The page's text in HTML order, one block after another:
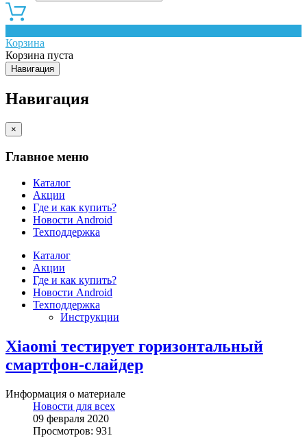
Корзина
Корзина пуста
Навигация
Навигация
×
Главное меню
Каталог
Акции
Где и как купить?
Новости Android
Техподдержка
Каталог
Акции
Где и как купить?
Новости Android
Техподдержка
Инструкции
Xiaomi тестирует горизонтальный
смартфон-слайдер
Информация о материале
Новости для всех
09 февраля 2020
Просмотров: 931